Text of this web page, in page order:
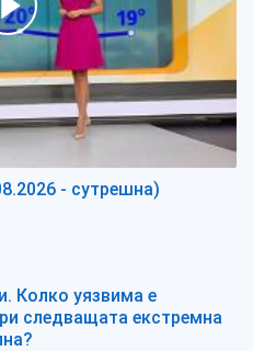
- сутрешна)
Колко уязвима е
следващата екстремна